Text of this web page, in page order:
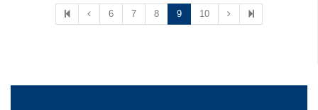
6 7 8 9 10